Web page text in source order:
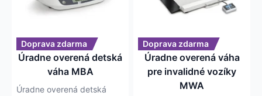
Doprava zdarma
Úradne overená detská
váha MBA
Úradne overená detská
Doprava zdarma
Úradne overená váha
pre invalidné vozíky
MWA